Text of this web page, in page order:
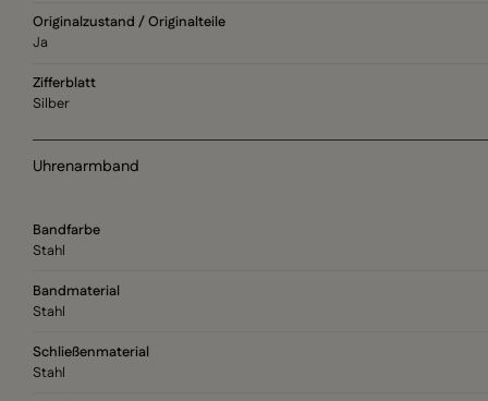
Originalzustand / Originalteile
Ja
Zifferblatt
Silber
Uhrenarmband
Bandfarbe
Stahl
Bandmaterial
Stahl
Schließenmaterial
Stahl